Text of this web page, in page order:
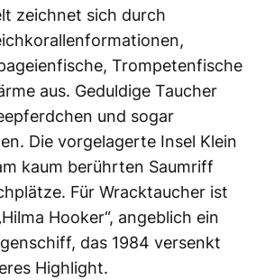
zeichnet sich durch
Trompetenfische
aus. Geduldige Taucher
und sogar
Die vorgelagerte Insel Klein
kaum berührten Saumriff
Für Wracktaucher ist
Hooker“, angeblich ein
das 1984 versenkt
Highlight.